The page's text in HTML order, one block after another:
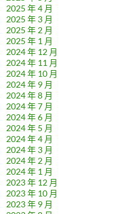
2025 年 4 月
2025 年 3 月
2025 年 2 月
2025 年 1 月
2024 年 12 月
2024 年 11 月
2024 年 10 月
2024 年 9 月
2024 年 8 月
2024 年 7 月
2024 年 6 月
2024 年 5 月
2024 年 4 月
2024 年 3 月
2024 年 2 月
2024 年 1 月
2023 年 12 月
2023 年 10 月
2023 年 9 月